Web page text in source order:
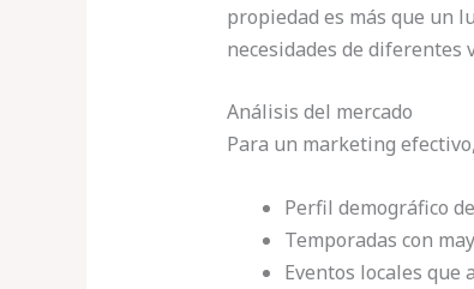
propiedad es más que un
necesidades de diferentes
Análisis del mercado
Para un marketing
Perfil demográfico
Temporadas con
Eventos locales que